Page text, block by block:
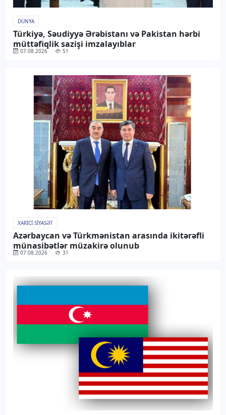
DÜNYA
Türkiyə, Səudiyyə Ərəbistanı və Pakistan hərbi
müttəfiqlik sazişi imzalayıblar
07.08.2026 51
XARICI SIYASƏT
Azərbaycan və Türkmənistan arasında ikitərəfli
münasibətlər müzakirə olunub
07.08.2026 31